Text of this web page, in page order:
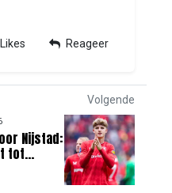
Likes Reageer
Volgende
Nijstad:
tot